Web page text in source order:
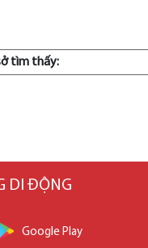
tìm thấy:
DI ĐỘNG
Google Play